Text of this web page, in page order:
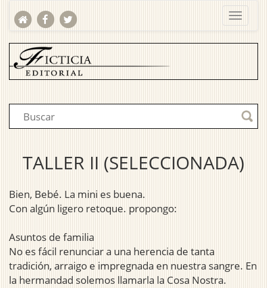
TALLER II (SELECCIONADA)
Bien, Bebé. La mini es buena.
Con algún ligero retoque. propongo:
Asuntos de familia
No es fácil renunciar a una herencia de tanta
tradición, arraigo e impregnada en nuestra sangre. En
la hermandad solemos llamarla la Cosa Nostra.